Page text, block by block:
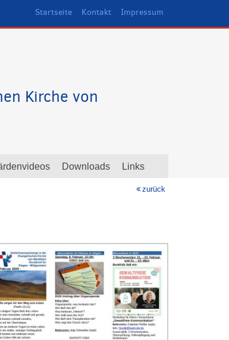
Startseite Kontakt Impressum
Kirche von
Downloads Links
zurück